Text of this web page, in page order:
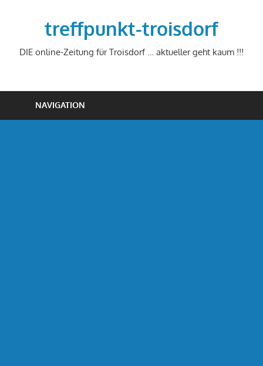
treffpunkt-troisdorf
DIE online-Zeitung für Troisdorf … aktueller geht kaum !!!
NAVIGATION